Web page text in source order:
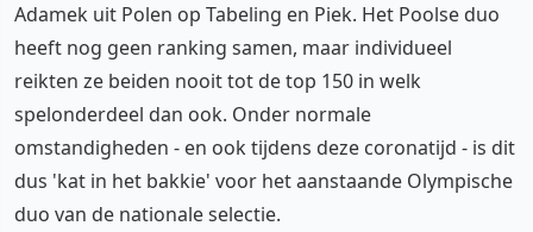
Adamek uit Polen op Tabeling en Piek. Het Poolse duo
heeft nog geen ranking samen, maar individueel
reikten ze beiden nooit tot de top 150 in welk
spelonderdeel dan ook. Onder normale
omstandigheden - en ook tijdens deze coronatijd - is dit
dus 'kat in het bakkie' voor het aanstaande Olympische
duo van de nationale selectie.